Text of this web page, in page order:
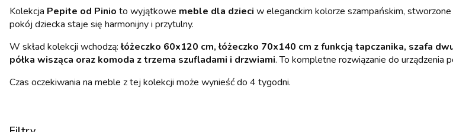
Kolekcja Pepite od Pinio to wyjątkowe meble dla dzieci w eleganckim kolorze szampańskim,
pokój dziecka staje się harmonijny i przytulny.
W skład kolekcji wchodzą:łóżeczko 60x120 cm, łóżeczko 70x140 cm z funkcją tapczanika, szafa
półka wisząca oraz komoda z trzema szufladami i drzwiami. To kompletne rozwiązanie do urządzenia
Czas oczekiwania na meble z tej kolekcji może wynieść do 4 tygodni.